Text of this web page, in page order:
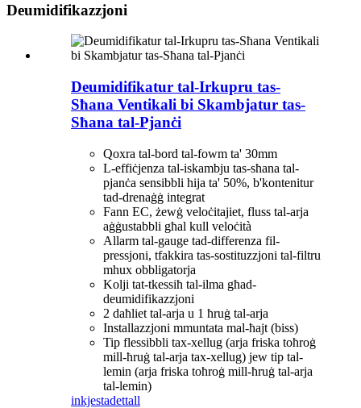
Deumidifikazzjoni
Deumidifikatur tal-Irkupru tas-
Sħana Ventikali bi Skambjatur tas-
Sħana tal-Pjanċi
Qoxra tal-bord tal-fowm ta' 30mm
L-effiċjenza tal-iskambju tas-sħana tal-
pjanċa sensibbli hija ta' 50%, b'kontenitur
tad-drenaġġ integrat
Fann EC, żewġ veloċitajiet, fluss tal-arja
aġġustabbli għal kull veloċità
Allarm tal-gauge tad-differenza fil-
pressjoni, tfakkira tas-sostituzzjoni tal-filtru
mhux obbligatorja
Kolji tat-tkessiħ tal-ilma għad-
deumidifikazzjoni
2 daħliet tal-arja u 1 ħruġ tal-arja
Installazzjoni mmuntata mal-ħajt (biss)
Tip flessibbli tax-xellug (arja friska toħroġ
mill-ħruġ tal-arja tax-xellug) jew tip tal-
lemin (arja friska toħroġ mill-ħruġ tal-arja
tal-lemin)
inkjestadettall